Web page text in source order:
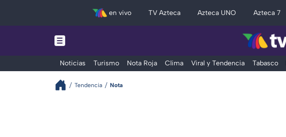
en vivo TV Azteca Azteca UNO Azteca 7
Noticias Turismo Nota Roja Clima Viral y Tendencia Tabasco
Tendencia Nota